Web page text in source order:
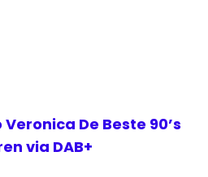
Veronica De Beste 90’s
via DAB+